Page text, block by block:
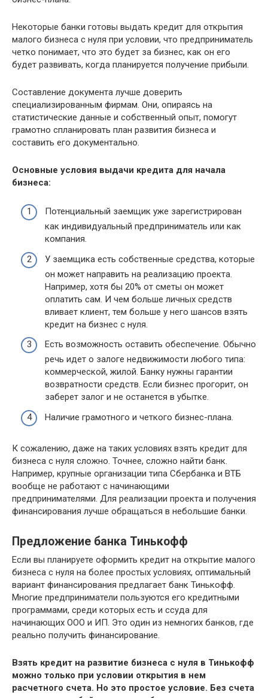
Некоторые банки готовы выдать кредит для открытия
малого бизнеса с нуля при условии, что предприниматель
четко понимает, что это будет за бизнес, как он его
будет развивать, когда планируется получение прибыли.
Составление документа лучше доверить
специализированным фирмам. Они, опираясь на
статистические данные и собственный опыт, помогут
грамотно спланировать план развития бизнеса и
составить его документально.
Основные условия выдачи кредита для начала
бизнеса:
Потенциальный заемщик уже зарегистрирован
как индивидуальный предприниматель или как
компания.
У заемщика есть собственные средства, которые
он может направить на реализацию проекта.
Например, хотя бы 20% от сметы он может
оплатить сам. И чем больше личных средств
вливает клиент, тем больше у него шансов взять
кредит на бизнес с нуля.
Есть возможность оставить обеспечение. Обычно
речь идет о залоге недвижимости любого типа:
коммерческой, жилой. Банку нужны гарантии
возвратности средств. Если бизнес прогорит, он
заберет залог и не останется в убытке.
Наличие грамотного и четкого бизнес-плана.
К сожалению, даже на таких условиях взять кредит для
бизнеса с нуля сложно. Точнее, сложно найти банк.
Например, крупные организации типа Сбербанка и ВТБ
вообще не работают с начинающими
предпринимателями. Для реализации проекта и получения
финансирования лучше обращаться в небольшие банки.
Предложение банка Тинькофф
Если вы планируете оформить кредит на открытие малого
бизнеса с нуля на более простых условиях, оптимальный
вариант финансирования предлагает банк Тинькофф.
Многие предприниматели пользуются его кредитными
программами, среди которых есть и ссуда для
начинающих ООО и ИП. Это один из немногих банков, где
реально получить финансирование.
Взять кредит на развитие бизнеса с нуля в Тинькофф
можно только при условии открытия в нем
расчетного счета. Но это простое условие. Без счета